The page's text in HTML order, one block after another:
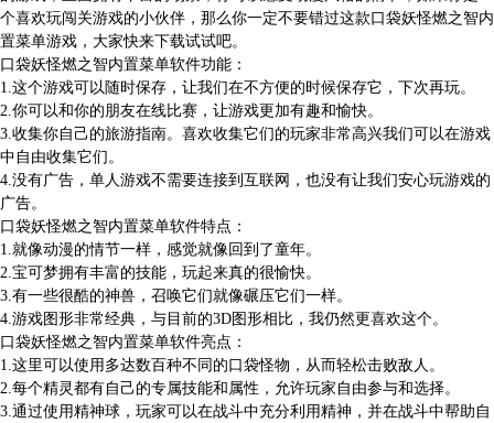
个喜欢玩闯关游戏的小伙伴，那么你一定不要错过这款口袋妖怪燃之智内
置菜单游戏，大家快来下载试试吧。
口袋妖怪燃之智内置菜单软件功能：
1.这个游戏可以随时保存，让我们在不方便的时候保存它，下次再玩。
2.你可以和你的朋友在线比赛，让游戏更加有趣和愉快。
3.收集你自己的旅游指南。喜欢收集它们的玩家非常高兴我们可以在游戏
中自由收集它们。
4.没有广告，单人游戏不需要连接到互联网，也没有让我们安心玩游戏的
广告。
口袋妖怪燃之智内置菜单软件特点：
1.就像动漫的情节一样，感觉就像回到了童年。
2.宝可梦拥有丰富的技能，玩起来真的很愉快。
3.有一些很酷的神兽，召唤它们就像碾压它们一样。
4.游戏图形非常经典，与目前的3D图形相比，我仍然更喜欢这个。
口袋妖怪燃之智内置菜单软件亮点：
1.这里可以使用多达数百种不同的口袋怪物，从而轻松击败敌人。
2.每个精灵都有自己的专属技能和属性，允许玩家自由参与和选择。
3.通过使用精神球，玩家可以在战斗中充分利用精神，并在战斗中帮助自